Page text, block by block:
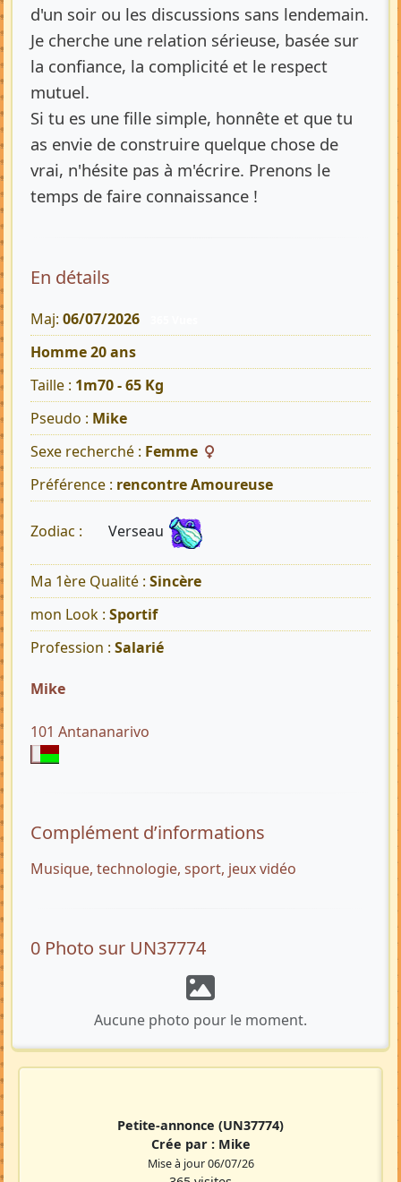
d'un soir ou les discussions sans lendemain.
Je cherche une relation sérieuse, basée sur
la confiance, la complicité et le respect
mutuel.
Si tu es une fille simple, honnête et que tu
as envie de construire quelque chose de
vrai, n'hésite pas à m'écrire. Prenons le
temps de faire connaissance !
En détails
Maj: 06/07/2026
Homme 20 ans
Taille : 1m70 - 65 Kg
Pseudo : Mike
Sexe recherché : Femme
Préférence : rencontre Amoureuse
Zodiac : Verseau
Ma 1ère Qualité : Sincère
mon Look : Sportif
Profession : Salarié
Mike
101 Antananarivo
Complément d’informations
Musique, technologie, sport, jeux vidéo
0 Photo sur UN37774
Aucune photo pour le moment.
Petite-annonce (UN37774)
Crée par : Mike
Mise à jour 06/07/26